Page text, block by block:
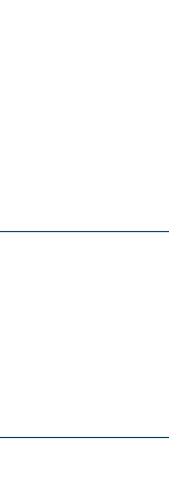
LinkedIn
op YouTube
Rijn op Bluesky